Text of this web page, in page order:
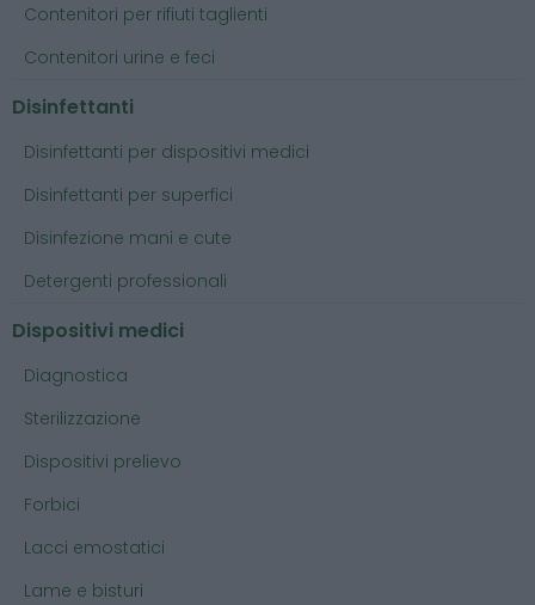
Contenitori per rifiuti taglienti
Contenitori urine e feci
Disinfettanti
Disinfettanti per dispositivi medici
Disinfettanti per superfici
Disinfezione mani e cute
Detergenti professionali
Dispositivi medici
Diagnostica
Sterilizzazione
Dispositivi prelievo
Forbici
Lacci emostatici
Lame e bisturi